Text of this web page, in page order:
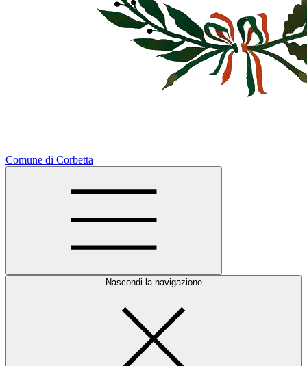
Comune di Corbetta
Nascondi la navigazione